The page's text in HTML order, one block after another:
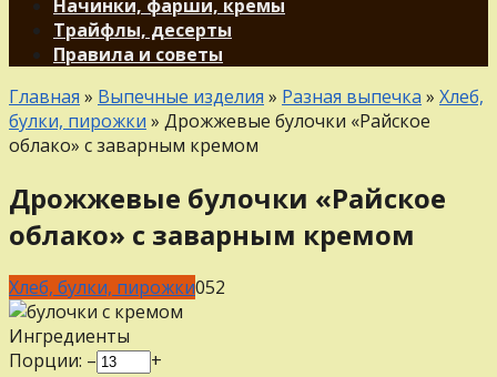
Начинки, фарши, кремы
Трайфлы, десерты
Правила и советы
Главная » Выпечные изделия » Разная выпечка » Хлеб,
булки, пирожки » Дрожжевые булочки «Райское
облако» с заварным кремом
Дрожжевые булочки «Райское
облако» с заварным кремом
Хлеб, булки, пирожки052
Ингредиенты
Порции: –
+